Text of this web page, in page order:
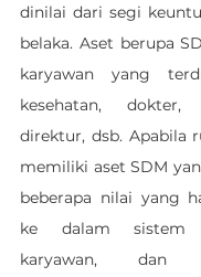
dinilai dari segi
belaka. Aset berupa
karyawan yang
kesehatan,
direktur, dsb. Apabila
memiliki aset SDM
beberapa nilai yang
ke dalam sistem